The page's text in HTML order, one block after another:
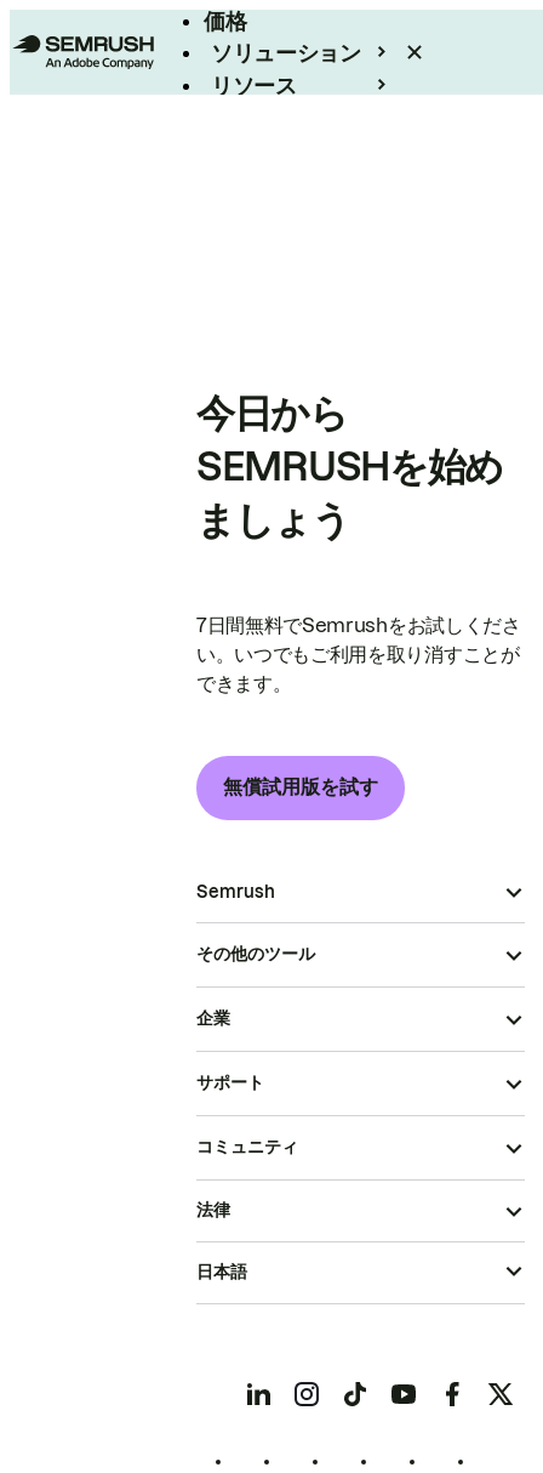
価格
ソリューション
リソース
今日から
SEMRUSHを始め
ましょう
7日間無料でSemrushをお試しくださ
い。いつでもご利用を取り消すことが
できます。
無償試用版を試す
Semrush
その他のツール
企業
サポート
コミュニティ
法律
日本語